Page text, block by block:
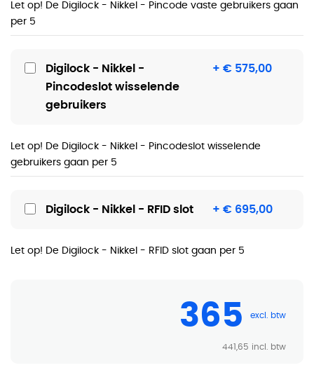
Let op! De Digilock - Nikkel - Pincode vaste gebruikers gaan
per 5
Digilock - Nikkel -
Pincodeslot wisselende
gebruikers
+ € 575,00
Let op! De Digilock - Nikkel - Pincodeslot wisselende
gebruikers gaan per 5
Digilock - Nikkel - RFID slot + € 695,00
Let op! De Digilock - Nikkel - RFID slot gaan per 5
365
441,65